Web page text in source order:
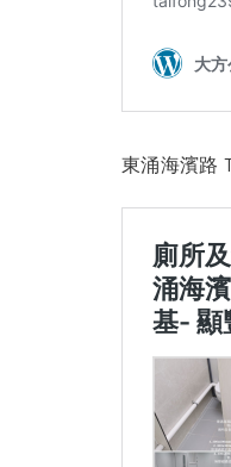
東涌海濱